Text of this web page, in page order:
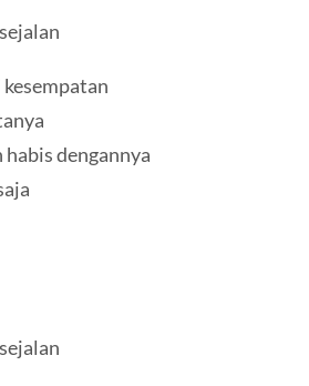
dengannya